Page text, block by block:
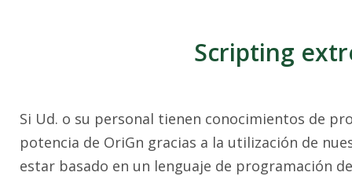
Scripting
Si Ud. o su personal tienen conocimientos de
potencia de OriGn gracias a la utilización de
estar basado en un lenguaje de programación